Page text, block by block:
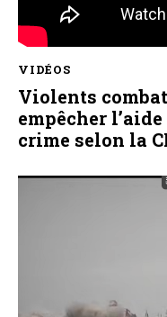
VIDÉOS
Violents
empêcher
crime selon la